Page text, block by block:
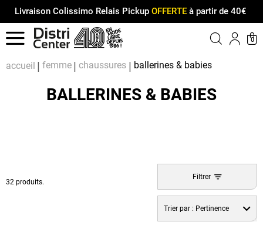
Livraison Colissimo Relais Pickup OFFERTEà partir de 40€
Menu
0
accueil femme chaussures ballerines & babies
BALLERINES & BABIES
32 produits.
Filtrer
Trier par : Pertinence